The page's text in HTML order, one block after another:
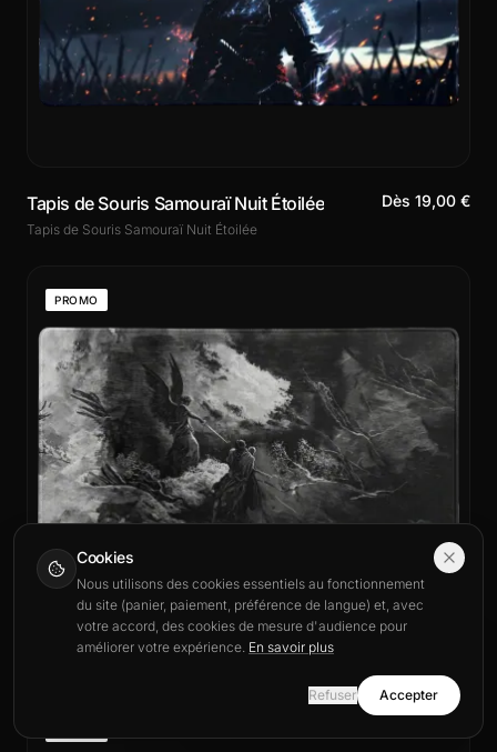
Tapis de Souris Samouraï Nuit Étoilée
Tapis de Souris Samouraï Nuit Étoilée
Dès 19,00 €
PROMO
Tapis de Souris Seigneur des Ombres
Tapis de souris XXL & Standard
Dès 19,00 €
This site is also available in English.
Stay in Français
Cookies
Nous utilisons des cookies essentiels au fonctionnement
du site (panier, paiement, préférence de langue) et, avec
votre accord, des cookies de mesure d'audience pour
améliorer votre expérience. En savoir plus
Refuser Accepter